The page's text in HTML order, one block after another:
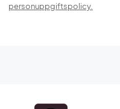
personuppgiftspolicy.